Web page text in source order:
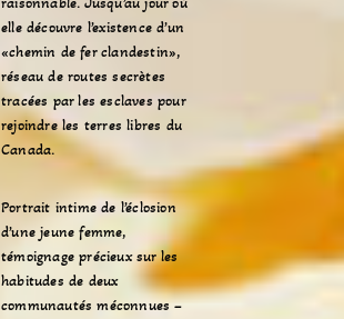
elle découvre l’existence d’un
«chemin de fer clandestin»,
réseau de routes secrètes
tracées par les esclaves pour
rejoindre les terres libres du
Canada.
Portrait intime de l’éclosion
d’une jeune femme,
témoignage précieux sur les
habitudes de deux
communautés méconnues –